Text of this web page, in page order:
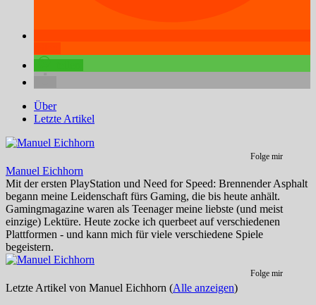
Über
Letzte Artikel
Folge mir
Manuel Eichhorn
Mit der ersten PlayStation und Need for Speed: Brennender Asphalt
begann meine Leidenschaft fürs Gaming, die bis heute anhält.
Gamingmagazine waren als Teenager meine liebste (und meist
einzige) Lektüre. Heute zocke ich querbeet auf verschiedenen
Plattformen - und kann mich für viele verschiedene Spiele
begeistern.
Folge mir
Letzte Artikel von Manuel Eichhorn (Alle anzeigen)